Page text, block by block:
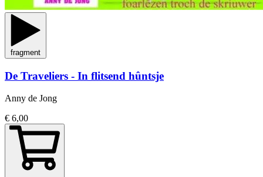
fragment
De Traveliers - In flitsend hûntsje
Anny de Jong
€ 6,00